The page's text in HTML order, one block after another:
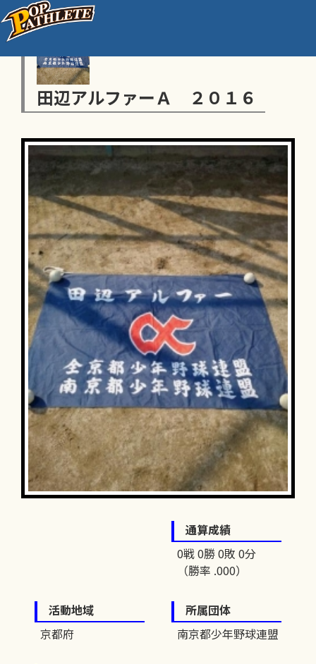
田辺アルファーＡ ２０１６
通算成績
0戦 0勝 0敗 0分
（勝率 .000）
活動地域
京都府
所属団体
南京都少年野球連盟